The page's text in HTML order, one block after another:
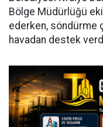
Bölge Müdürlüğü
ederken, söndürme
havadan destek